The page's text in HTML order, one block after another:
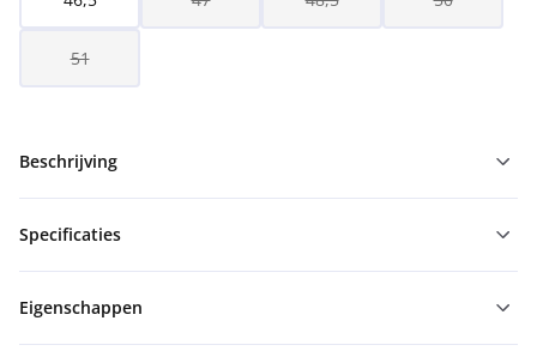
51
Beschrijving
Specificaties
Eigenschappen